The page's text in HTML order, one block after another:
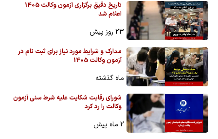
تاریخ دقیق برگزاری آزمون وکالت 1405
اعلام شد
23 روز پیش
مدارک و شرایط مورد نیاز برای ثبت نام در
آزمون وکالت 1405
ماه گذشته
شورای رقابت شکایت علیه شرط سنی آزمون
وکالت را رد کرد
2 ماه پیش